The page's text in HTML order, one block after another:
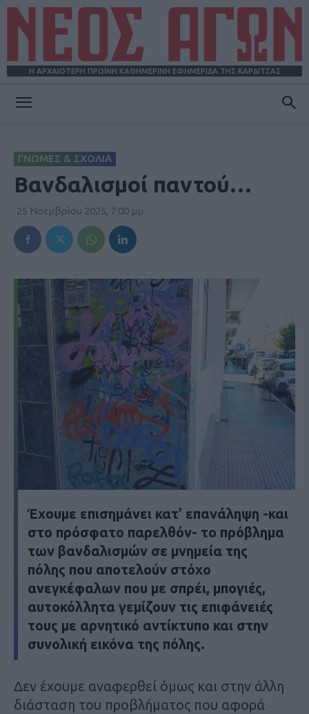
Η ΑΡΧΑΙΟΤΕΡΗ ΠΡΩΪΝΗ ΚΑΘΗΜΕΡΙΝΗ ΕΦΗΜΕΡΙΔΑ ΤΗΣ ΚΑΡΔΙΤΣΑΣ
ΓΝΩΜΕΣ & ΣΧΟΛΙΑ
Βανδαλισμοί παντού…
25 Νοεμβρίου 2025, 7:00 μμ
Έχουμε επισημάνει κατ’ επανάληψη -και
στο πρόσφατο παρελθόν- το πρόβλημα
των βανδαλισμών σε μνημεία της
πόλης που αποτελούν στόχο
ανεγκέφαλων που με σπρέι, μπογιές,
αυτοκόλλητα γεμίζουν τις επιφάνειές
τους με αρνητικό αντίκτυπο και στην
συνολική εικόνα της πόλης.
Δεν έχουμε αναφερθεί όμως και στην άλλη
διάσταση του προβλήματος που αφορά